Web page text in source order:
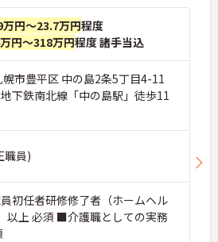
万円～23.7万円程度
円～318万円程度 諸手当込
幌市豊平区 中の島2条5丁目4-11
下鉄南北線「中の島駅」徒歩11
職員)
初任者研修修了者（ホームヘル
以上 必須 ■介護職としての実務